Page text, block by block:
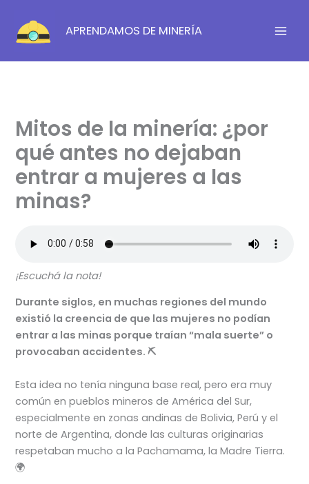
contenido
APRENDAMOS DE MINERÍA
Mitos de la minería: ¿por
qué antes no dejaban
entrar a mujeres a las
minas?
¡Escuchá la nota!
Durante siglos, en muchas regiones del mundo
existió la creencia de que las mujeres no podían
entrar a las minas porque traían “mala suerte” o
provocaban accidentes. ⛏️
Esta idea no tenía ninguna base real, pero era muy
común en pueblos mineros de América del Sur,
especialmente en zonas andinas de Bolivia, Perú y el
norte de Argentina, donde las culturas originarias
respetaban mucho a la Pachamama, la Madre Tierra.
🌍